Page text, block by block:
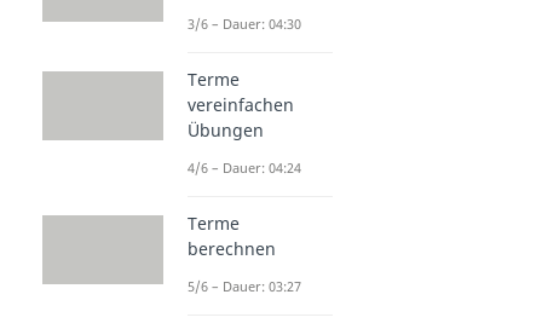
3/6 – Dauer: 04:30
Terme
vereinfachen
Übungen
4/6 – Dauer: 04:24
Terme
berechnen
5/6 – Dauer: 03:27